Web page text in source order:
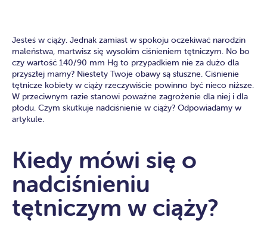
Jesteś w ciąży. Jednak zamiast w spokoju oczekiwać narodzin
maleństwa, martwisz się wysokim ciśnieniem tętniczym. No bo
czy wartość 140/90 mm Hg to przypadkiem nie za dużo dla
przyszłej mamy? Niestety Twoje obawy są słuszne. Ciśnienie
tętnicze kobiety w ciąży rzeczywiście powinno być nieco niższe.
W przeciwnym razie stanowi poważne zagrożenie dla niej i dla
płodu. Czym skutkuje nadciśnienie w ciąży? Odpowiadamy w
artykule.
Kiedy mówi się o
nadciśnieniu
tętniczym w ciąży?